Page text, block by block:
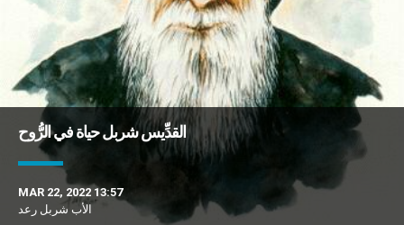
القدِّيس شربل حياة في الرُّوح
MAR 22, 2022 13:57
الأب شربل رعد